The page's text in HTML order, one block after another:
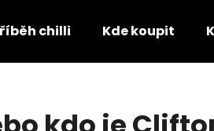
chilli Kde koupit
najít?